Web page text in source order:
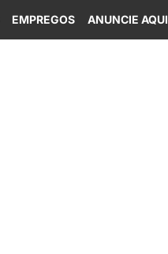
EMPREGOS ANUNCIE AQUI